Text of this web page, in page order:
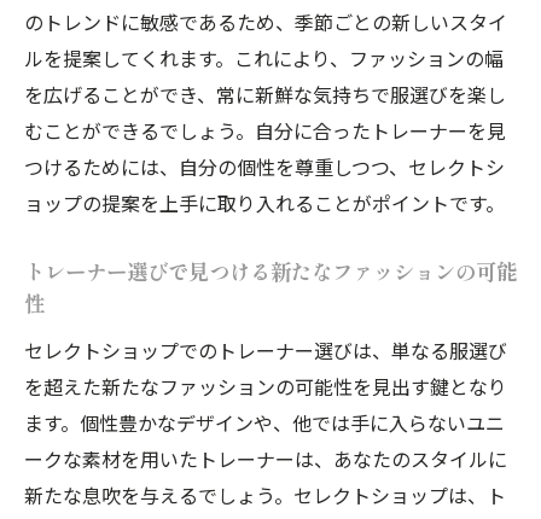
のトレンドに敏感であるため、季節ごとの新しいスタイ
ルを提案してくれます。これにより、ファッションの幅
を広げることができ、常に新鮮な気持ちで服選びを楽し
むことができるでしょう。自分に合ったトレーナーを見
つけるためには、自分の個性を尊重しつつ、セレクトシ
ョップの提案を上手に取り入れることがポイントです。
トレーナー選びで見つける新たなファッションの可能
性
セレクトショップでのトレーナー選びは、単なる服選び
を超えた新たなファッションの可能性を見出す鍵となり
ます。個性豊かなデザインや、他では手に入らないユニ
ークな素材を用いたトレーナーは、あなたのスタイルに
新たな息吹を与えるでしょう。セレクトショップは、ト